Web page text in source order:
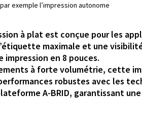
exemple l’impression autonome
à plat est conçue pour les
maximale et une
en 8 pouces.
à forte volumétrie, cette
robustes avec les
A-BRID, garantissant